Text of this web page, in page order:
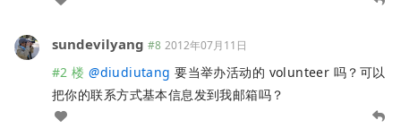
sundevilyang #8 2012年07月11日
#2 楼 @diudiutang 要当举办活动的 volunteer 吗？可以
把你的联系方式基本信息发到我邮箱吗？